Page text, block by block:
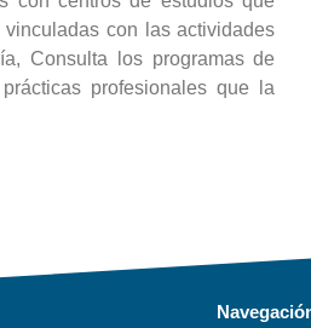
vinculadas con las actividades
Consulta los programas de
profesionales que la